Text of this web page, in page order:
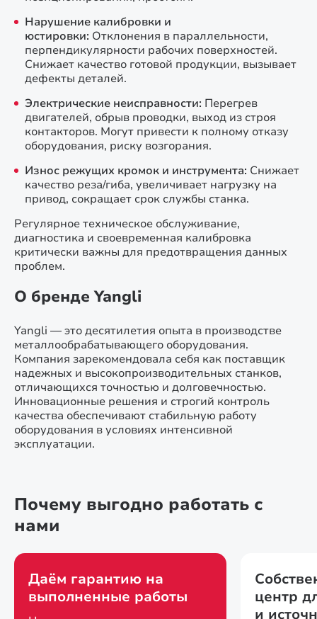
Нарушение калибровки и
юстировки: Отклонения в параллельности,
перпендикулярности рабочих поверхностей.
Снижает качество готовой продукции, вызывает
дефекты деталей.
Электрические неисправности: Перегрев
двигателей, обрыв проводки, выход из строя
контакторов. Могут привести к полному отказу
оборудования, риску возгорания.
Износ режущих кромок и инструмента: Снижает
качество реза/гиба, увеличивает нагрузку на
привод, сокращает срок службы станка.
Регулярное техническое обслуживание,
диагностика и своевременная калибровка
критически важны для предотвращения данных
проблем.
О бренде Yangli
Yangli — это десятилетия опыта в производстве
металлообрабатывающего оборудования.
Компания зарекомендовала себя как поставщик
надежных и высокопроизводительных станков,
отличающихся точностью и долговечностью.
Инновационные решения и строгий контроль
качества обеспечивают стабильную работу
оборудования в условиях интенсивной
эксплуатации.
Почему выгодно работать с
нами
Даём гарантию на
выполненные работы
центр
и